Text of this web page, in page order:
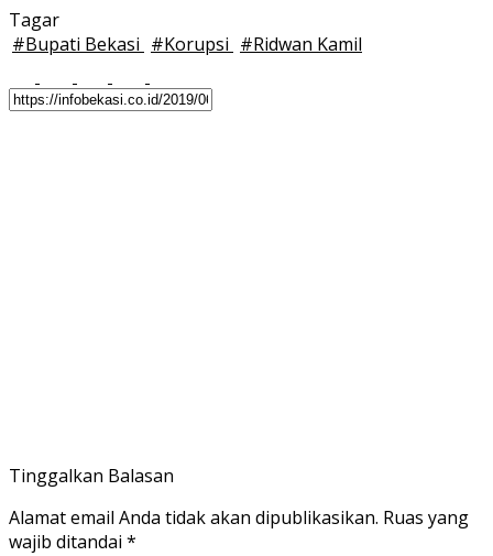
Tagar
#Bupati Bekasi #Korupsi #Ridwan Kamil
Tinggalkan Balasan
Alamat email Anda tidak akan dipublikasikan. Ruas yang
wajib ditandai *